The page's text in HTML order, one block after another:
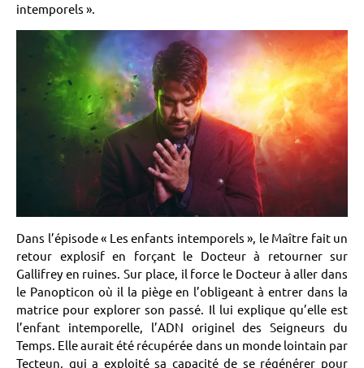
intemporels ».
Dans l’épisode « Les enfants intemporels », le Maître fait un
retour explosif en forçant le Docteur à retourner sur
Gallifrey en ruines. Sur place, il force le Docteur à aller dans
le Panopticon où il la piège en l’obligeant à entrer dans la
matrice pour explorer son passé. Il lui explique qu’elle est
l’enfant intemporelle, l’ADN originel des Seigneurs du
Temps. Elle aurait été récupérée dans un monde lointain par
Tecteun, qui a exploité sa capacité de se régénérer pour